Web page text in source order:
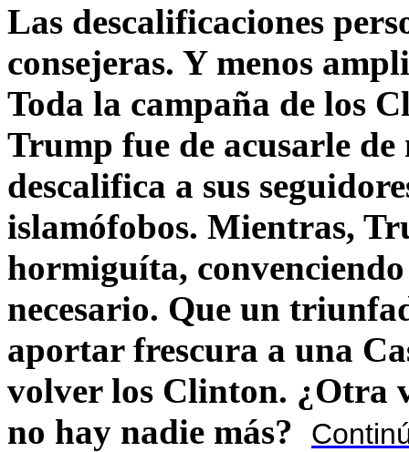
Las descalificaciones
consejeras. Y menos
Toda la campaña de los
Trump fue de acusarle
descalifica a sus
islamófobos. Mientras,
hormiguíta,
necesario. Que un
aportar frescura a una
volver los Clinton. ¿Otra
no hay nadie más?